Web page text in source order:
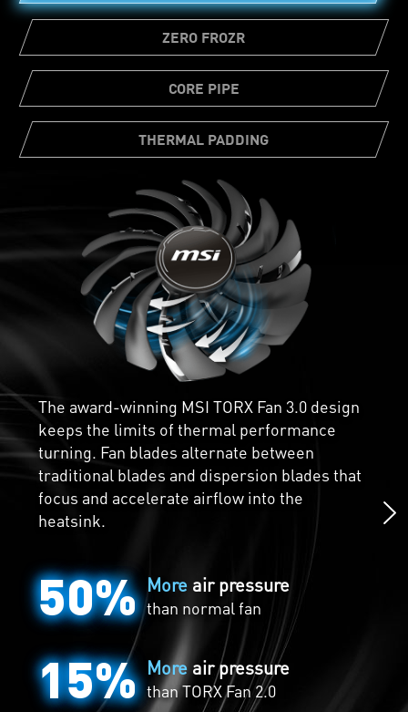
ZERO FROZR
CORE PIPE
THERMAL PADDING
The award-winning MSI TORX Fan 3.0 design
keeps the limits of thermal performance
turning. Fan blades alternate between
traditional blades and dispersion blades that
focus and accelerate airflow into the
heatsink.
50% More air pressure
than normal fan
15% More air pressure
thanTORX Fan 2.0
Chillingly Silent
Zero Frozr is the calm before the storm. The
fans completely stop when temperatures are
relatively low, eliminating all noise when
active cooling is unneeded. The fans will
automatically start spinning again when the
heat is on during gaming.
Core Pipes are precision-machined for
maximum contact over the GPU and spread
the heat along the full length of the heatsink
for optimal cooling.
Ample amounts of thermal pads allow
various board components to transfer heat
directly to the heatsink for better cooling.